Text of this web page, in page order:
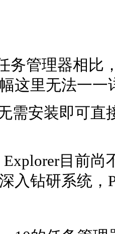
务管理器相比
这里无法一
无需安装即可
Explorer目前
入钻研系统，